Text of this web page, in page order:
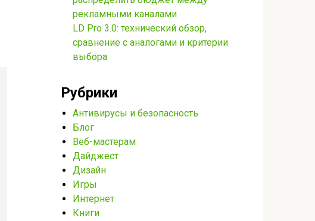
рекламными каналами
LD Pro 3.0: технический обзор,
сравнение с аналогами и критерии
выбора
Рубрики
Антивирусы и безопасность
Блог
Веб-мастерам
Дайджест
Дизайн
Игры
Интернет
Книги